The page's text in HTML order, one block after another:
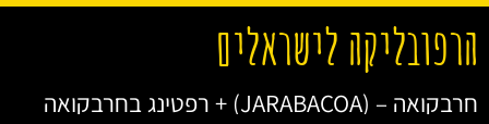
הרפובליקה לישראלים
חרבקואה – (JARABACOA) + רפטינג בחרבקואה